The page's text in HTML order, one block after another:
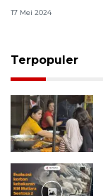
17 Mei 2024
Terpopuler